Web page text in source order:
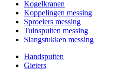
Kogelkranen
Koppelingen messing
Sproeiers messing
Tuinspuiten messing
Slangstukken messing
Handspuiten
Gieters